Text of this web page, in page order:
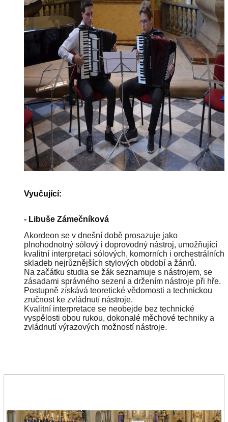
Vyučující:
- Libuše Zámečníková
Akordeon se v dnešní době prosazuje jako
plnohodnotný sólový i doprovodný nástroj, umožňující
kvalitní interpretaci sólových, komorních i orchestrálních
skladeb nejrůznějších stylových období a žánrů.
Na začátku studia se žák seznamuje s nástrojem, se
zásadami správného sezení a držením nástroje při hře.
Postupně získává teoretické vědomosti a technickou
zručnost ke zvládnutí nástroje.
Kvalitní interpretace se neobejde bez technické
vyspělosti obou rukou, dokonalé měchové techniky a
zvládnutí výrazových možností nástroje.